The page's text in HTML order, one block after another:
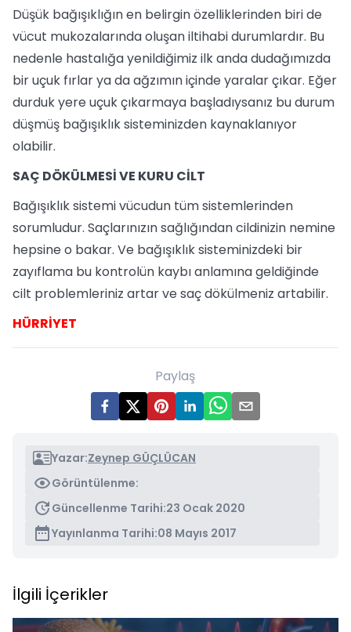
Düşük bağışıklığın en belirgin özelliklerinden biri de
vücut mukozalarında oluşan iltihabi durumlardır. Bu
nedenle hastalığa yenildiğimiz ilk anda dudağımızda
bir uçuk fırlar ya da ağzımın içinde yaralar çıkar. Eğer
durduk yere uçuk çıkarmaya başladıysanız bu durum
düşmüş bağışıklık sisteminizden kaynaklanıyor
olabilir.
SAÇ DÖKÜLMESİ VE KURU CİLT
Bağışıklık sistemi vücudun tüm sistemlerinden
sorumludur. Saçlarınızın sağlığından cildinizin nemine
hepsine o bakar. Ve bağışıklık sisteminizdeki bir
zayıflama bu kontrolün kaybı anlamına geldiğinde
cilt problemleriniz artar ve saç dökülmeniz artabilir.
HÜRRİYET
Paylaş
Yazar:Zeynep GÜÇLÜCAN
Görüntülenme:
Güncellenme Tarihi:23 Ocak 2020
Yayınlanma Tarihi:08 Mayıs 2017
İlgili İçerikler